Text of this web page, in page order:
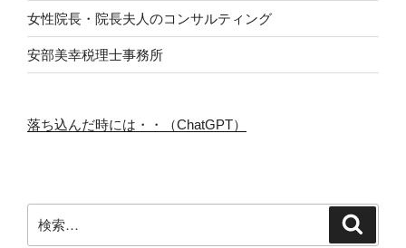
女性院長・院長夫人のコンサルティング
安部美幸税理士事務所
落ち込んだ時には・・（ChatGPT）
索: